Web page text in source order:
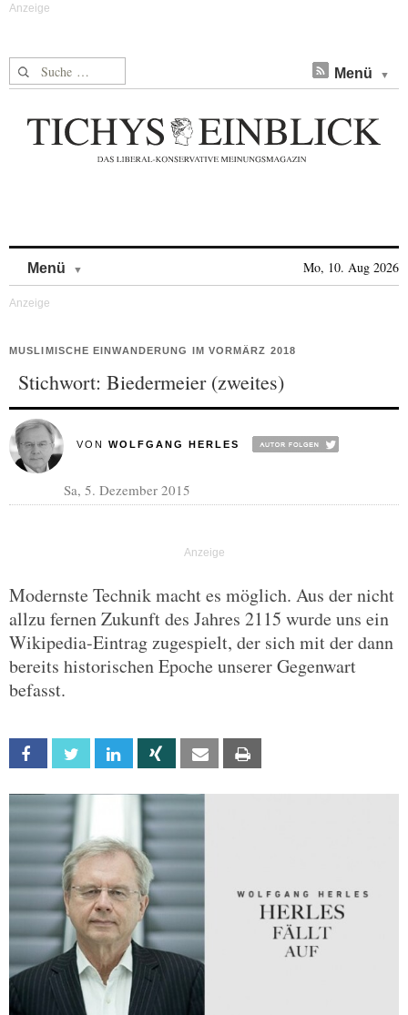
Suche nach: Menü
Menü Mo, 10. Aug 2026
MUSLIMISCHE EINWANDERUNG IM VORMÄRZ 2018
Stichwort: Biedermeier (zweites)
VON WOLFGANG HERLES
Sa, 5. Dezember 2015
Modernste Technik macht es möglich. Aus der nicht
allzu fernen Zukunft des Jahres 2115 wurde uns ein
Wikipedia-Eintrag zugespielt, der sich mit der dann
bereits historischen Epoche unserer Gegenwart
befasst.
Facebook Twitter Linkedin Xing Email